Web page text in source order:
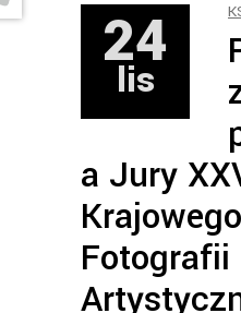
24
lis
a Jury
Fotografii